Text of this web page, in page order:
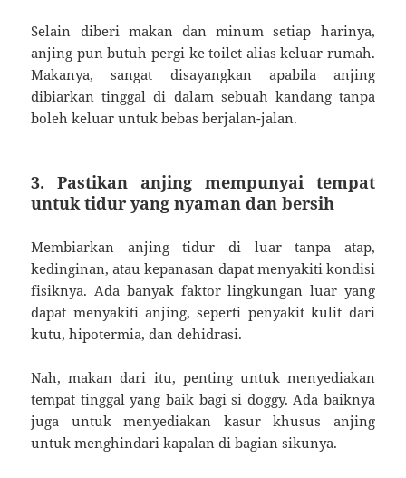
Selain diberi makan dan minum setiap harinya,
anjing pun butuh pergi ke toilet alias keluar rumah.
Makanya, sangat disayangkan apabila anjing
dibiarkan tinggal di dalam sebuah kandang tanpa
boleh keluar untuk bebas berjalan-jalan.
3. Pastikan anjing mempunyai tempat
untuk tidur yang nyaman dan bersih
Membiarkan anjing tidur di luar tanpa atap,
kedinginan, atau kepanasan dapat menyakiti kondisi
fisiknya. Ada banyak faktor lingkungan luar yang
dapat menyakiti anjing, seperti penyakit kulit dari
kutu, hipotermia, dan dehidrasi.
Nah, makan dari itu, penting untuk menyediakan
tempat tinggal yang baik bagi si doggy. Ada baiknya
juga untuk menyediakan kasur khusus anjing
untuk menghindari kapalan di bagian sikunya.